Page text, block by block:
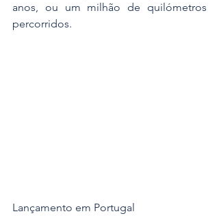
anos, ou um milhão de quilómetros
percorridos.
Lançamento em Portugal